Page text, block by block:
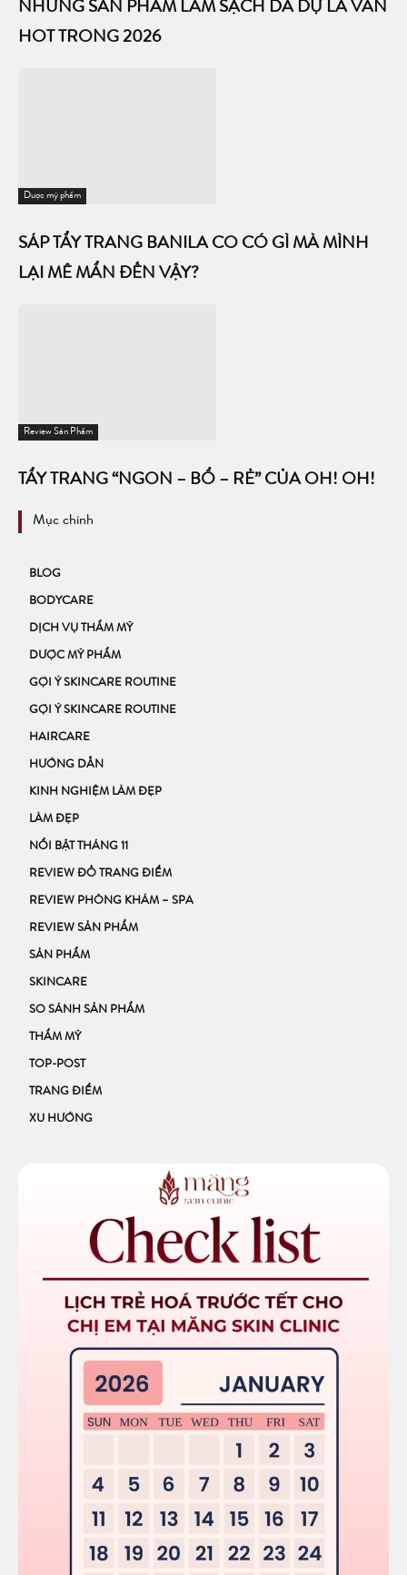
NHỮNG SẢN PHẨM LÀM SẠCH DA DỰ LÀ VẪN
HOT TRONG 2026
Dược mỹ phẩm
SÁP TẨY TRANG BANILA CO CÓ GÌ MÀ MÌNH
LẠI MÊ MẨN ĐẾN VẬY?
Review Sản Phẩm
TẨY TRANG “NGON – BỔ – RẺ” CỦA OH! OH!
Mục chính
BLOG
BODYCARE
DỊCH VỤ THẨM MỸ
DƯỢC MỸ PHẨM
GỢI Ý SKINCARE ROUTINE
GỢI Ý SKINCARE ROUTINE
HAIRCARE
HƯỚNG DẪN
KINH NGHIỆM LÀM ĐẸP
LÀM ĐẸP
NỔI BẬT THÁNG 11
REVIEW ĐỒ TRANG ĐIỂM
REVIEW PHÒNG KHÁM – SPA
REVIEW SẢN PHẨM
SẢN PHẨM
SKINCARE
SO SÁNH SẢN PHẨM
THẨM MỸ
TOP-POST
TRANG ĐIỂM
XU HƯỚNG